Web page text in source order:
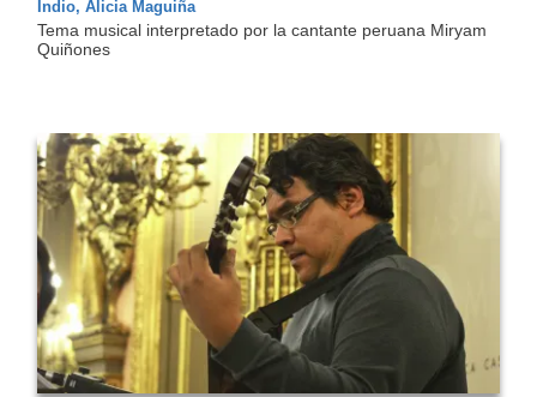
Indio, Alicia Maguiña
Tema musical interpretado por la cantante peruana Miryam
Quiñones